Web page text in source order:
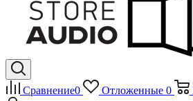
Сравнение0 Отложенные 0